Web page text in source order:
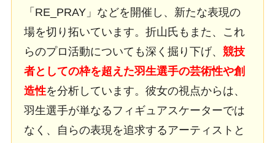
「RE_PRAY」などを開催し、新たな表現の
場を切り拓いています。折山氏もまた、これ
らのプロ活動についても深く掘り下げ、 競技
者としての枠を超えた羽生選手の芸術性や創
造性を分析しています。彼女の視点からは、
羽生選手が単なるフィギュアスケーターでは
なく、自らの表現を追求するアーティストと